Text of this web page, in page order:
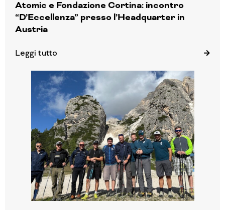
Atomic e Fondazione Cortina: incontro
“D’Eccellenza” presso l’Headquarter in
Austria
Leggi tutto